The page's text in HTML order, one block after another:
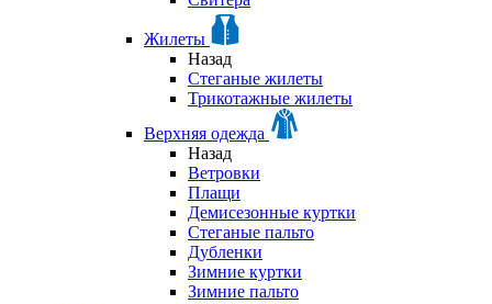
Жилеты
Назад
Стеганые жилеты
Трикотажные жилеты
Верхняя одежда
Назад
Ветровки
Плащи
Демисезонные куртки
Стеганые пальто
Дубленки
Зимние куртки
Зимние пальто